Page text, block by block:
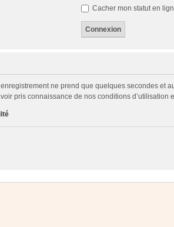
Cacher mon statut en
ne prend que quelques secondes
pris connaissance de nos conditions